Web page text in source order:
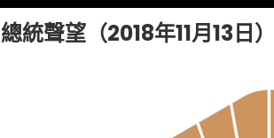
總統聲望（2018年11月13日）